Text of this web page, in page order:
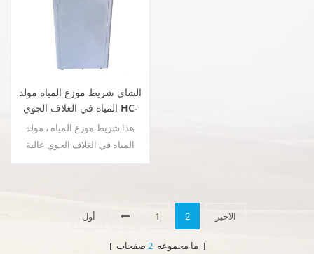
الشاي شريط موزع المياه مولد
المياه في الغلاف الجوي HC-
30LH
هذا شريط موزع المياه ، مولد
المياه في الغلاف الجوي عالية
الجودة مع وظيفة لإنتاج المياه من
LCD.أول 1 2 الاخير
[ ما مجموعه2 صفحات ]